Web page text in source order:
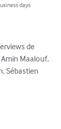
days
de
Amin Maalouf,
Sébastien